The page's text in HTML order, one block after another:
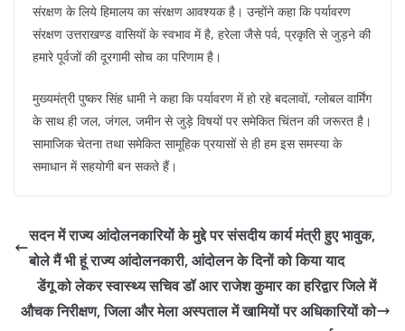
संरक्षण के लिये हिमालय का संरक्षण आवश्यक है। उन्होंने कहा कि पर्यावरण
संरक्षण उत्तराखण्ड वासियों के स्वभाव में है, हरेला जैसे पर्व, प्रकृति से जुड़ने की
हमारे पूर्वजों की दूरगामी सोच का परिणाम है।
मुख्यमंत्री पुष्कर सिंह धामी ने कहा कि पर्यावरण में हो रहे बदलावों, ग्लोबल वार्मिंग
के साथ ही जल, जंगल, जमीन से जुड़े विषयों पर समेकित चिंतन की जरूरत है।
सामाजिक चेतना तथा समेकित सामूहिक प्रयासों से ही हम इस समस्या के
समाधान में सहयोगी बन सकते हैं।
सदन में राज्य आंदोलनकारियों के मुद्दे पर संसदीय कार्य मंत्री हुए भावुक,
बोले मैं भी हूं राज्य आंदोलनकारी, आंदोलन के दिनों को किया याद
डेंगू को लेकर स्वास्थ्य सचिव डॉ आर राजेश कुमार का हरिद्वार जिले में
औचक निरीक्षण, जिला और मेला अस्पताल में खामियों पर अधिकारियों को